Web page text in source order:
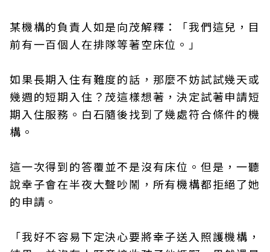
某機構的負責人如是向茂解釋：「我們這兒，目
前有一百個人在排隊等著空床位。」
如果長期入住有難度的話，那麼不妨試試幾天或
幾週的短期入住？茂這樣想著，決定試著申請短
期入住服務。白石隨後找到了幾處符合條件的機
構。
這一次得到的答覆並不是沒有床位。但是，一聽
說幸子會在半夜大聲吵鬧，所有機構都拒絕了她
的申請。
「我好不容易下定決心要將幸子送入照護機構，